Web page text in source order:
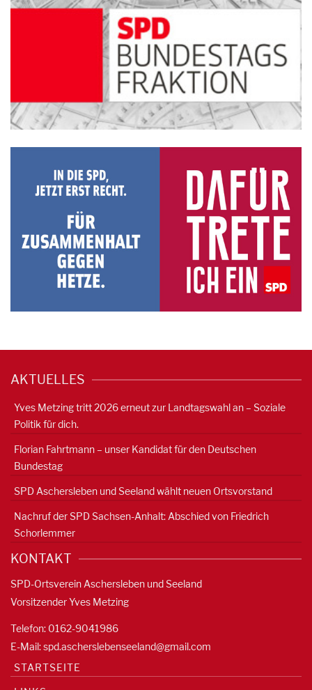
AKTUELLES
Yves Metzing tritt 2026 erneut zur Landtagswahl an – Soziale
Politik für dich.
Florian Fahrtmann – unser Kandidat für den Deutschen
Bundestag
SPD Aschersleben und Seeland wählt neuen Ortsvorstand
Nachruf der SPD Sachsen-Anhalt: Abschied von Friedrich
Schorlemmer
KONTAKT
SPD-Ortsverein Aschersleben und Seeland
Vorsitzender Yves Metzing
Telefon: 0162-9041986
E-Mail:spd.ascherslebenseeland@gmail.com
STARTSEITE